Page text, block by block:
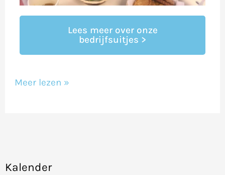
Kalender
Lees meer over onze
bedrijfsuitjes >
Meer lezen »